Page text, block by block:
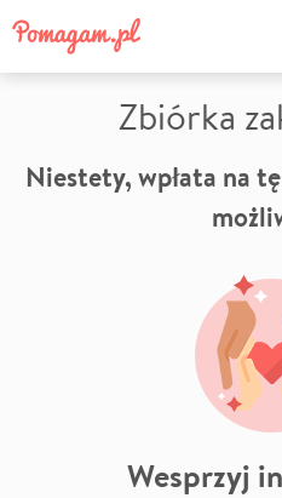
Zbiórka
Niestety, wpłata na
Wesprzyj